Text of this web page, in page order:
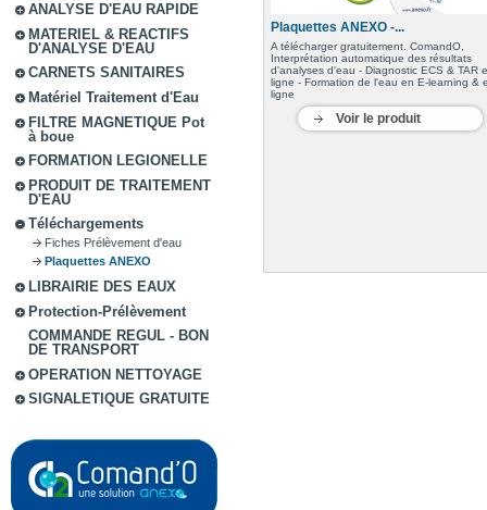
ANALYSE D'EAU RAPIDE
MATERIEL & REACTIFS
D'ANALYSE D'EAU
CARNETS SANITAIRES
Matériel Traitement d'Eau
FILTRE MAGNETIQUE Pot
à boue
FORMATION LEGIONELLE
PRODUIT DE TRAITEMENT
D'EAU
Téléchargements
Fiches Prélèvement d'eau
Plaquettes ANEXO
LIBRAIRIE DES EAUX
Protection-Prélèvement
COMMANDE REGUL - BON
DE TRANSPORT
OPERATION NETTOYAGE
SIGNALETIQUE GRATUITE
Plaquettes ANEXO -...
A télécharger gratuitement. ComandO,
Interprétation automatique des résultats
d'analyses d'eau - Diagnostic ECS & TAR
ligne - Formation de l'eau en E-learning &
ligne
Voir le produit